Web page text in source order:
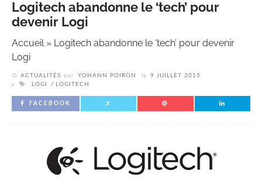
Logitech abandonne le ‘tech’ pour
devenir Logi
Accueil» Logitech abandonne le ‘tech’ pour devenir
Logi
ACTUALITÉS par YOHANN POIRON le
9 JUILLET 2015
LOGI
LOGITECH
FACEBOOK